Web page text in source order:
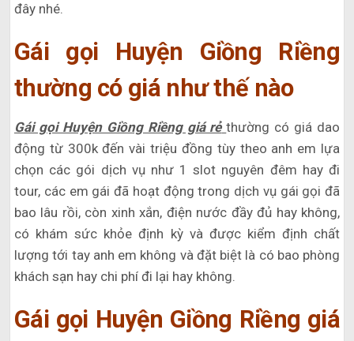
đây nhé.
Gái gọi Huyện Giồng Riềng
thường có giá như thế nào
Gái gọi Huyện Giồng Riềng giá rẻ thường có giá dao
động từ 300k đến vài triệu đồng tùy theo anh em lựa
chọn các gói dịch vụ như 1 slot nguyên đêm hay đi
tour, các em gái đã hoạt động trong dịch vụ gái gọi đã
bao lâu rồi, còn xinh xắn, điện nước đầy đủ hay không,
có khám sức khỏe định kỳ và được kiểm định chất
lượng tới tay anh em không và đặt biệt là có bao phòng
khách sạn hay chi phí đi lại hay không.
Gái gọi Huyện Giồng Riềng giá